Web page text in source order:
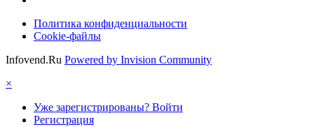
Политика конфиденциальности
Cookie-файлы
Infovend.Ru Powered by Invision Community
×
Уже зарегистрированы? Войти
Регистрация